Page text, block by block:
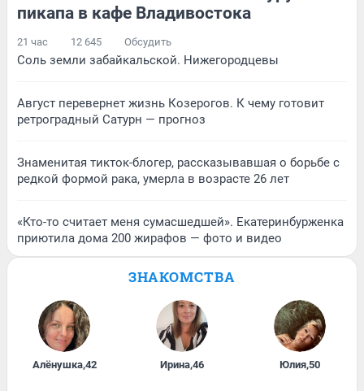
пикапа в кафе Владивостока
21 час 12 645 Обсудить
Соль земли забайкальской. Нижегородцевы
Август перевернет жизнь Козерогов. К чему готовит
ретроградный Сатурн — прогноз
Знаменитая тикток-блогер, рассказывавшая о борьбе с
редкой формой рака, умерла в возрасте 26 лет
«Кто-то считает меня сумасшедшей». Екатеринбурженка
приютила дома 200 жирафов — фото и видео
ЗНАКОМСТВА
Алёнушка,42 Ирина,46 Юлия,50